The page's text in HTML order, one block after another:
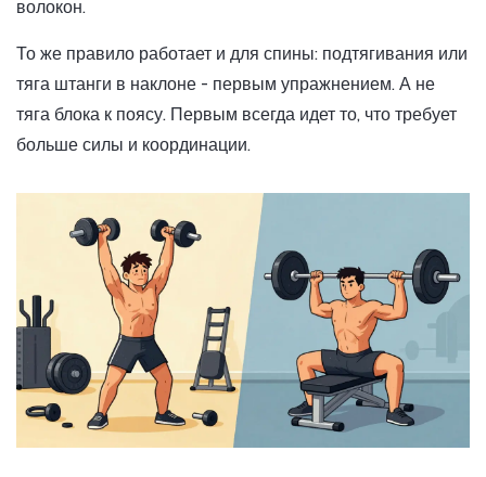
волокон.
То же правило работает и для спины: подтягивания или
тяга штанги в наклоне - первым упражнением. А не
тяга блока к поясу. Первым всегда идет то, что требует
больше силы и координации.